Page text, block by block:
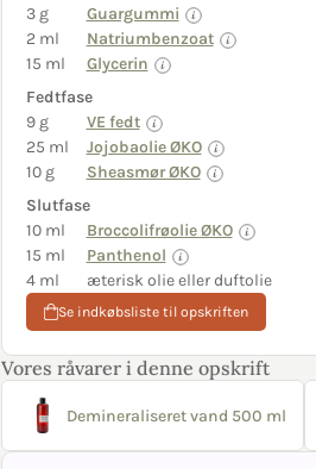
3 g
Guargummi
2 ml
Natriumbenzoat
15 ml
Glycerin
Fedtfase
9 g
VE fedt
25 ml
Jojobaolie ØKO
10 g
Sheasmør ØKO
Slutfase
10 ml
Broccolifrøolie ØKO
15 ml
Panthenol
4 ml
æterisk olie eller duftolie
Se indkøbsliste til opskriften
Vores råvarer i denne opskrift
Demineraliseret vand 500 ml